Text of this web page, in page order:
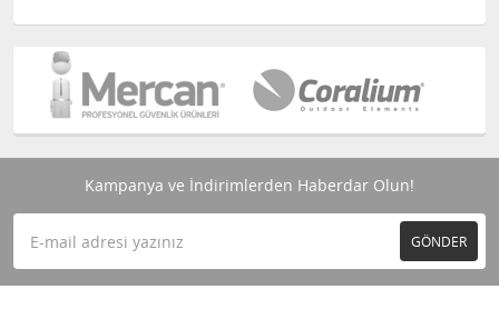
Kampanya ve İndirimlerden Haberdar Olun!
GÖNDER